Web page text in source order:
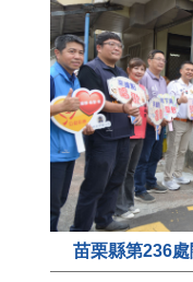
苗栗縣第236